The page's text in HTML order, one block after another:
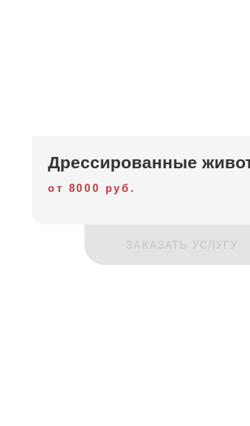
Дрессированные
от 8000 руб.
ЗАКАЗАТЬ УСЛУГУ